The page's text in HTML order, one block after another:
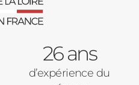
26 ans
d’expérience du